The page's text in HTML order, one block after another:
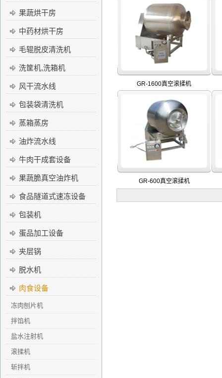
果蔬烘干房
中药材烘干房
毛辊脱皮清洗机
洗筐机,洗箱机
风干流水线
包装袋清洗机
蒸箱蒸房
油炸流水线
牛肉干成套设备
果蔬脆真空油炸机
食品隧道式速冻设备
包装机
蛋品加工设备
夹层锅
脱水机
肉食设备
冻肉刨片机
拌馅机
盐水注射机
滚揉机
斩拌机
GR-1600真空滚揉机
GR-600真空滚揉机